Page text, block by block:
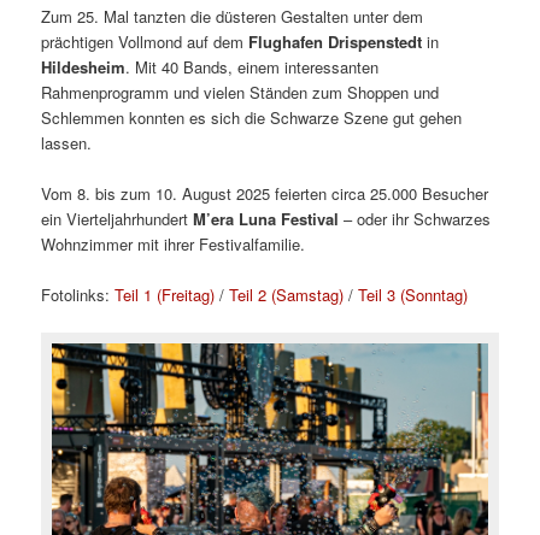
Zum 25. Mal tanzten die düsteren Gestalten unter dem
prächtigen Vollmond auf dem Flughafen Drispenstedt in
Hildesheim. Mit 40 Bands, einem interessanten
Rahmenprogramm und vielen Ständen zum Shoppen und
Schlemmen konnten es sich die Schwarze Szene gut gehen
lassen.
Vom 8. bis zum 10. August 2025 feierten circa 25.000 Besucher
ein VierteljahrhundertM’era Luna Festival – oder ihr Schwarzes
Wohnzimmer mit ihrer Festivalfamilie.
Fotolinks:Teil 1 (Freitag) /Teil 2 (Samstag) /Teil 3 (Sonntag)